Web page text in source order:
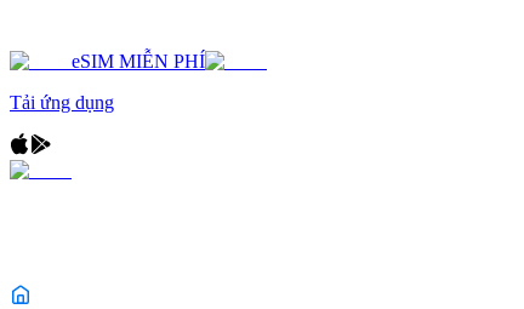
eSIM MIỄN PHÍ
Tải ứng dụng